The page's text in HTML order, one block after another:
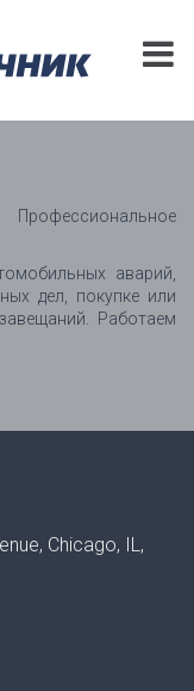
Профессиональное
аварий,
дел, покупке или
Работаем
Chicago, IL,